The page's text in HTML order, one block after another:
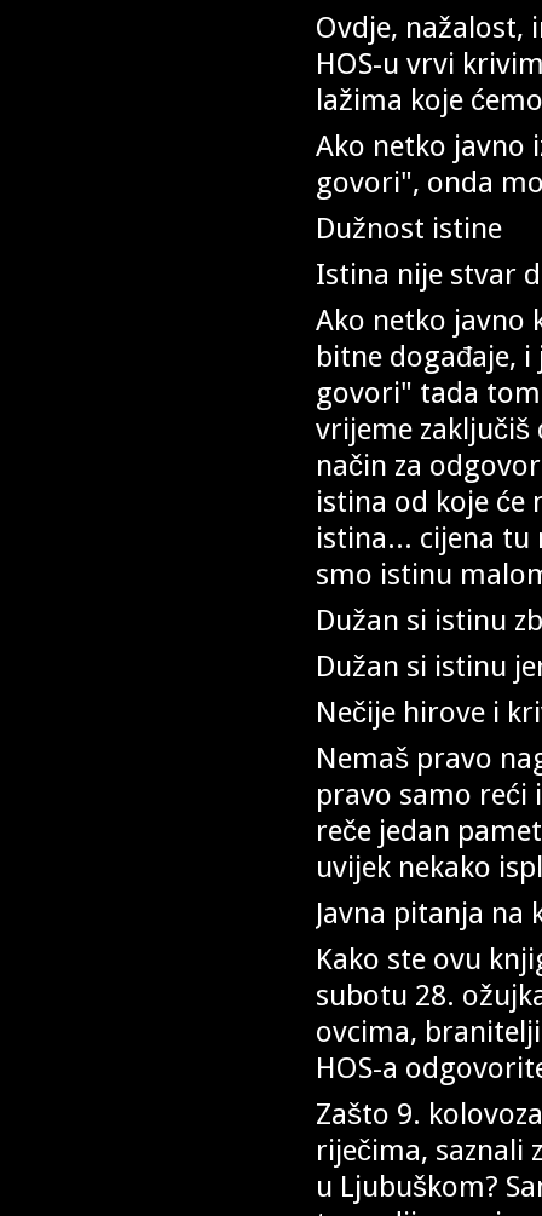
Ovdje, nažalost,
HOS-u vrvi
lažima koje
Ako netko javno
govori", onda
Dužnost istine
Istina nije stvar
Ako netko javno
bitne događaje,
govori" tada
vrijeme
način za
istina od koje će
istina... cijena tu
smo istinu
Dužan si istinu
Dužan si istinu
Nečije hirove i
Nemaš pravo
pravo samo reći
reče jedan
uvijek nekako
Javna pitanja
Kako ste ovu
subotu 28.
ovcima,
HOS-a
Zašto 9.
riječima, saznali
u Ljubuškom?